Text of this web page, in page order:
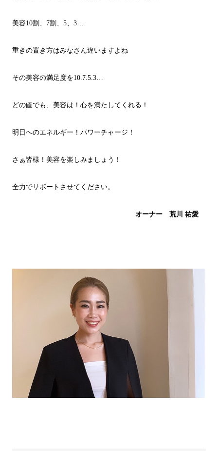
美容10割、7割、5、3…
重きの置き方はみなさん違いますよね
その美容の満足度を10.7.5.3…
どの値でも、美容は！心を満たしてくれる！
明日へのエネルギー！パワーチャージ！
さぁ皆様！美容を楽しみましょう！
全力でサポートさせてください。
オーナー 荒川 祐愛